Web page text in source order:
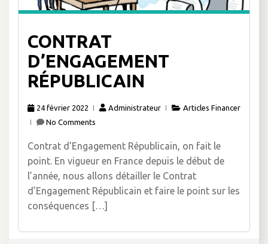
CONTRAT
D’ENGAGEMENT
RÉPUBLICAIN
24 février 2022 Administrateur
Articles Financer
No Comments
Contrat d’Engagement Républicain, on fait le
point. En vigueur en France depuis le début de
l’année, nous allons détailler le Contrat
d’Engagement Républicain et faire le point sur les
conséquences […]